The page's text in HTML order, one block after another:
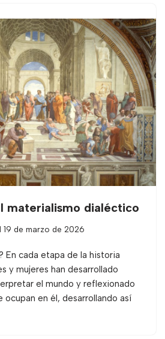
materialismo dialéctico
19 de marzo de 2026
En cada etapa de la historia
y mujeres han desarrollado
el mundo y reflexionado
ocupan en él, desarrollando así